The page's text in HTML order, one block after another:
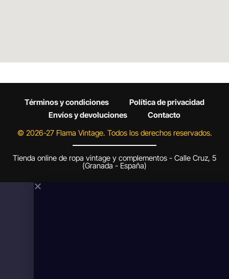
Términos y condiciones
Política de privacidad
Envíos y devoluciones
Contacto
© 2026-27 Flama Vintage. Todos los derechos reservados.
Tienda online de ropa vintage y complementos - Calle Cruz, 5
(Granada - España)